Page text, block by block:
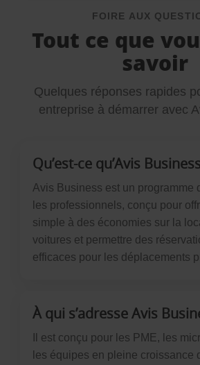
FOIRE AUX
Tout ce que
savoir
Quelques réponses rapides
entreprise à démarrer avec
Qu’est-ce qu’Avis
Avis Business est un programme
les professionnels, conçu pour
simple à des économies sur la
voitures et permettre des
efficaces pour les déplacements
À qui s’adresse Avis
Il est conçu pour les PME, les
les équipes en pleine croissance